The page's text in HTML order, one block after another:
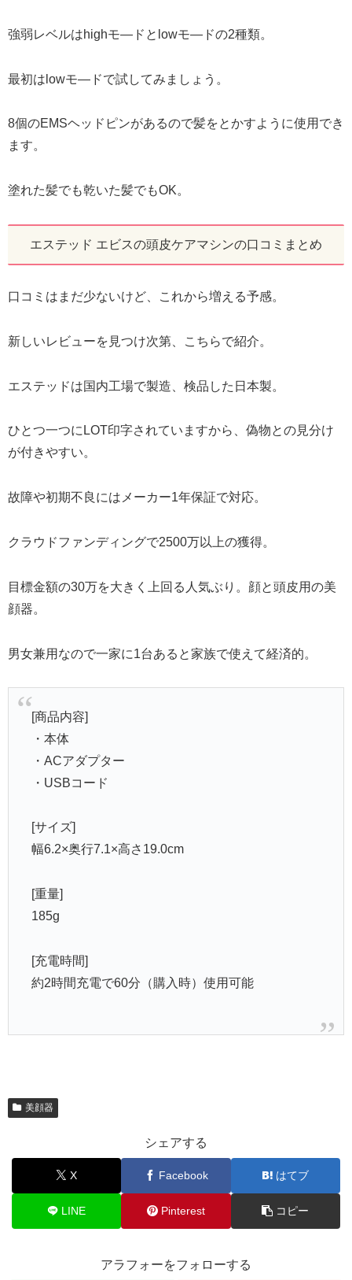
強弱レベルはhighモ―ドとlowモ―ドの2種類。
最初はlowモ―ドで試してみましょう。
8個のEMSヘッドピンがあるので髪をとかすように使用でき
ます。
塗れた髪でも乾いた髪でもOK。
エステッド エビスの頭皮ケアマシンの口コミまとめ
口コミはまだ少ないけど、これから増える予感。
新しいレビューを見つけ次第、こちらで紹介。
エステッドは国内工場で製造、検品した日本製。
ひとつ一つにLOT印字されていますから、偽物との見分け
が付きやすい。
故障や初期不良にはメーカー1年保証で対応。
クラウドファンディングで2500万以上の獲得。
目標金額の30万を大きく上回る人気ぶり。顔と頭皮用の美
顔器。
男女兼用なので一家に1台あると家族で使えて経済的。
[商品内容]
・本体
・ACアダプター
・USBコード
[サイズ]
幅6.2×奥行7.1×高さ19.0cm
[重量]
185g
[充電時間]
約2時間充電で60分（購入時）使用可能
美顔器
シェアする
X Facebook はてブ
LINE Pinterest コピー
アラフォーをフォローする